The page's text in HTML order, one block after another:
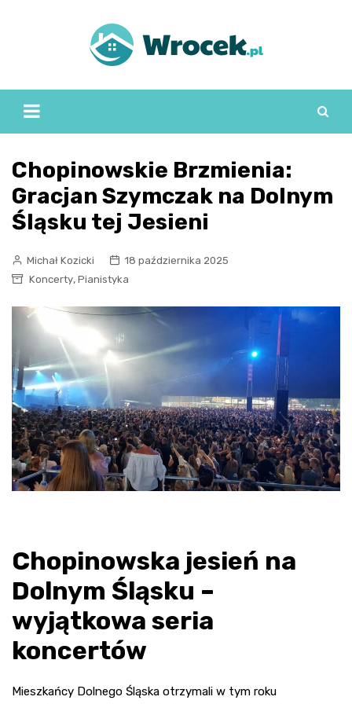
Chopinowskie Brzmienia:
Gracjan Szymczak na Dolnym
Śląsku tej Jesieni
Michał Kozicki
18 października 2025
Koncerty, Pianistyka
Chopinowska jesień na
Dolnym Śląsku –
wyjątkowa seria
koncertów
Mieszkańcy Dolnego Śląska otrzymali w tym roku